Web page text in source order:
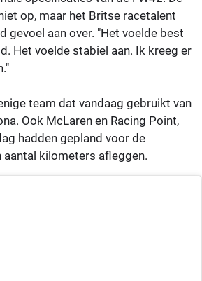
op, maar het Britse racetalent
gevoel aan over. "Het voelde best
Het voelde stabiel aan. Ik kreeg er
team dat vandaag gebruikt van
Ook McLaren en Racing Point,
hadden gepland voor de
aantal kilometers afleggen.